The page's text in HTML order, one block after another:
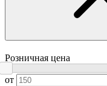
Розничная цена
от